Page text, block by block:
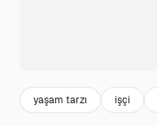
yaşam tarzı işçi